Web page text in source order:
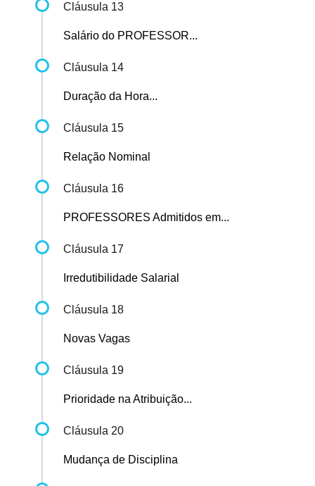
Cláusula 13
Salário do PROFESSOR...
Cláusula 14
Duração da Hora...
Cláusula 15
Relação Nominal
Cláusula 16
PROFESSORES Admitidos em...
Cláusula 17
Irredutibilidade Salarial
Cláusula 18
Novas Vagas
Cláusula 19
Prioridade na Atribuição...
Cláusula 20
Mudança de Disciplina